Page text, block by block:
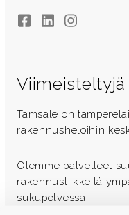
FacebookLinkedInInstagram
Viimeisteltyjä
Tamsale on
rakennusheloihin
Olemme palvelleet
rakennusliikkeitä
sukupolvessa.